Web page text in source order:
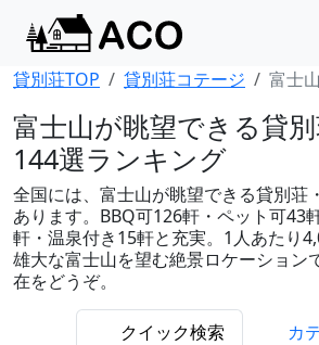
貸別荘TOP 貸別荘コテージ 富士
富士山が眺望できる貸
144選ランキング
全国には、富士山が眺望できる貸別荘
あります。BBQ可126軒・ペット可43
軒・温泉付き15軒と充実。1人あたり
雄大な富士山を望む絶景ロケーション
在をどうぞ。
クイック検索 カ